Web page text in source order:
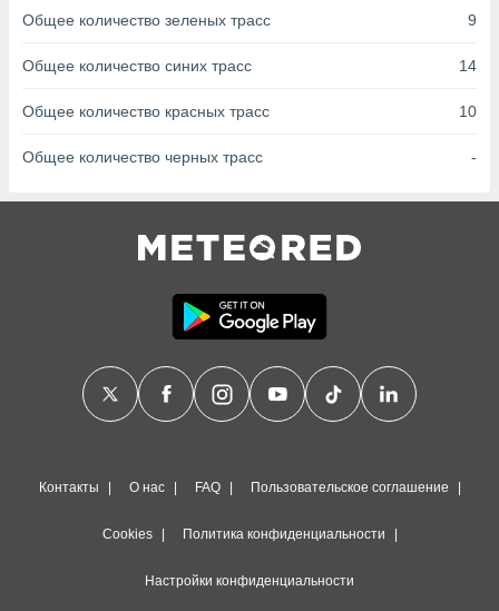
рекламы
сведения
наших 1199
Общее количество зеленых трасс 9
Общее количество синих трасс 14
Общее количество красных трасс 10
Общее количество черных трасс -
Контакты О нас FAQ Пользовательское соглашение
Cookies Политика конфиденциальности
Настройки конфиденциальности